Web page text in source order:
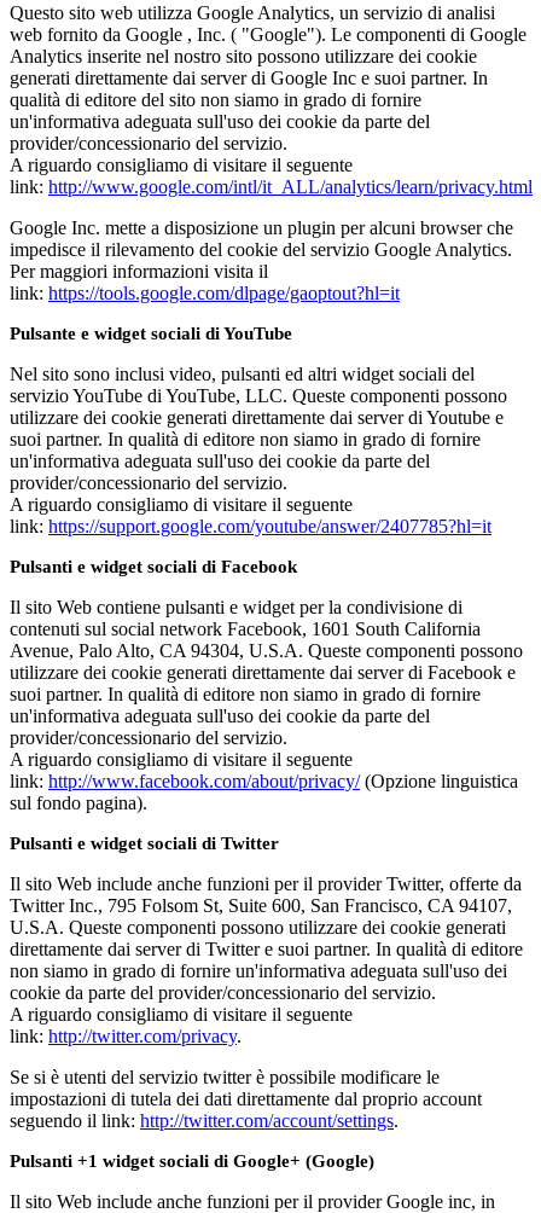
Questo sito web utilizza Google Analytics, un servizio di analisi
web fornito da Google , Inc. ( "Google"). Le componenti di Google
Analytics inserite nel nostro sito possono utilizzare dei cookie
generati direttamente dai server di Google Inc e suoi partner. In
qualità di editore del sito non siamo in grado di fornire
un'informativa adeguata sull'uso dei cookie da parte del
provider/concessionario del servizio.
A riguardo consigliamo di visitare il seguente
link: http://www.google.com/intl/it_ALL/analytics/learn/privacy.html
Google Inc. mette a disposizione un plugin per alcuni browser che
impedisce il rilevamento del cookie del servizio Google Analytics.
Per maggiori informazioni visita il
link: https://tools.google.com/dlpage/gaoptout?hl=it
Pulsante e widget sociali di YouTube
Nel sito sono inclusi video, pulsanti ed altri widget sociali del
servizio YouTube di YouTube, LLC. Queste componenti possono
utilizzare dei cookie generati direttamente dai server di Youtube e
suoi partner. In qualità di editore non siamo in grado di fornire
un'informativa adeguata sull'uso dei cookie da parte del
provider/concessionario del servizio.
A riguardo consigliamo di visitare il seguente
link: https://support.google.com/youtube/answer/2407785?hl=it
Pulsanti e widget sociali di Facebook
Il sito Web contiene pulsanti e widget per la condivisione di
contenuti sul social network Facebook, 1601 South California
Avenue, Palo Alto, CA 94304, U.S.A. Queste componenti possono
utilizzare dei cookie generati direttamente dai server di Facebook e
suoi partner. In qualità di editore non siamo in grado di fornire
un'informativa adeguata sull'uso dei cookie da parte del
provider/concessionario del servizio.
A riguardo consigliamo di visitare il seguente
link: http://www.facebook.com/about/privacy/(Opzione linguistica
sul fondo pagina).
Pulsanti e widget sociali di Twitter
Il sito Web include anche funzioni per il provider Twitter, offerte da
Twitter Inc., 795 Folsom St, Suite 600, San Francisco, CA 94107,
U.S.A. Queste componenti possono utilizzare dei cookie generati
direttamente dai server di Twitter e suoi partner. In qualità di editore
non siamo in grado di fornire un'informativa adeguata sull'uso dei
cookie da parte del provider/concessionario del servizio.
A riguardo consigliamo di visitare il seguente
link: http://twitter.com/privacy.
Se si è utenti del servizio twitter è possibile modificare le
impostazioni di tutela dei dati direttamente dal proprio account
seguendo il link: http://twitter.com/account/settings.
Pulsanti +1 widget sociali di Google+ (Google)
Il sito Web include anche funzioni per il provider Google inc, in